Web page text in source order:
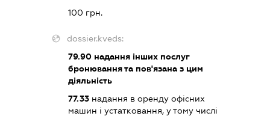
100 грн.
dossier.kveds:
79.90надання інших послуг
бронювання та пов'язана з цим
діяльність
77.33надання в оренду офісних
машин і устатковання, у тому числі